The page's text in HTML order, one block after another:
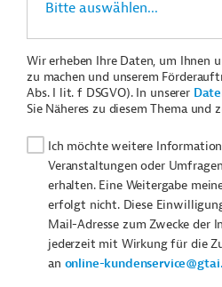
Wir erheben Ihre Daten, um Ihnen
zu machen und unserem
Abs. I lit. f DSGVO). In unserer
Sie Näheres zu diesem Thema und
Ich möchte weitere
Veranstaltungen oder
erhalten. Eine Weitergabe
erfolgt nicht. Diese
Mail-Adresse zum Zwecke der
jederzeit mit Wirkung für die
an online-